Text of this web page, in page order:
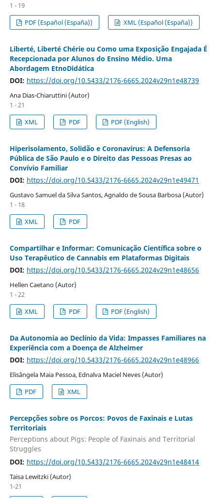
1 - 19
PDF (Español (España))
XML (Español (España))
Liberté, Liberté Chérie ou Como uma Exposição Engajada É
Recepcionada por Alunos do Ensino Médio. Uma
Abordagem EtnoDidática
DOI: https://doi.org/10.5433/2176-6665.2024v29n1e48739
Ana Dias-Chiaruttini (Autor)
1 - 21
XML
PDF PDF (English)
Hiperisolamento, Solidão e Coronavírus: A Defensoria
Pública de São Paulo e o Direito das Pessoas Presas ao
Convívio Familiar
DOI: https://doi.org/10.5433/2176-6665.2024v29n1e49471
Gustavo Samuel da Silva Santos, Agnaldo de Sousa Barbosa (Autor)
1 - 18
XML
PDF
Compartilhar e Informar: Comunicação Científica sobre o
Uso Terapêutico de Cannabis em Plataformas Digitais
DOI: https://doi.org/10.5433/2176-6665.2024v29n1e48656
Hellen Caetano (Autor)
1 - 22
XML
PDF PDF (English)
Da Autonomia ao Declínio da Vida: Impasses Familiares na
Experiência com a Doença de Alzheimer
DOI: https://doi.org/10.5433/2176-6665.2024v29n1e48966
Elisângela Maia Pessoa, Ednalva Maciel Neves (Autor)
PDF
XML
Percepções sobre os Porcos: Povos de Faxinais e Lutas
Territoriais
Perceptions about Pigs: People of Faxinais and Territorial
Struggles
DOI: https://doi.org/10.5433/2176-6665.2024v29n1e48414
Taisa Lewitzki (Autor)
1-21